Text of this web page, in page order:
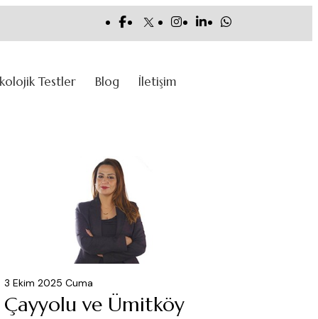
Testler Blog İletişim
3 Ekim 2025 Cuma
Çayyolu ve Ümitköy